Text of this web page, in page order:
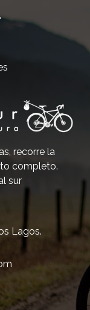
recorre la
completo.
sur
Lagos.